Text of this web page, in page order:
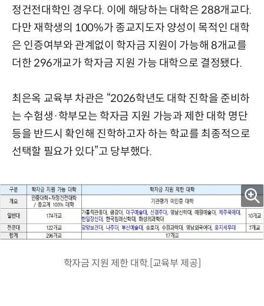
정건전대학인 경우다. 이에 해당하는 대학은 288개교다.
다만 재학생의 100%가 종교지도자 양성이 목적인 대학
은 인증여부와 관계없이 학자금 지원이 가능해 8개교를
더한 296개교가 학자금 지원 가능 대학으로 결정됐다.
최은옥 교육부 차관은 “2026학년도 대학 진학을 준비하
는 수험생·학부모는 학자금 지원 가능과 제한 대학 명단
등을 반드시 확인해 진학하고자 하는 학교를 최종적으로
선택할 필요가 있다”고 당부했다.
학자금 지원 제한 대학.[교육부 제공]